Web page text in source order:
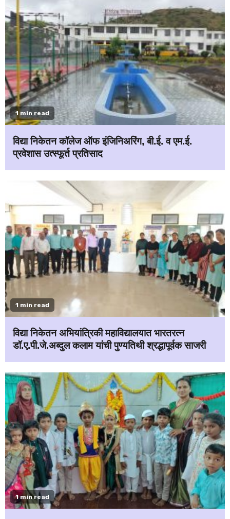
1 min read
विद्या निकेतन कॉलेज ऑफ इंजिनिअरिंग, बी.ई. व एम.ई.
प्रवेशास उत्स्फूर्त प्रतिसाद
1 min read
विद्या निकेतन अभियांत्रिकी महाविद्यालयात भारतरत्न
डॉ.ए.पी.जे.अब्दुल कलाम यांची पुण्यतिथी श्रद्धापूर्वक साजरी
1 min read